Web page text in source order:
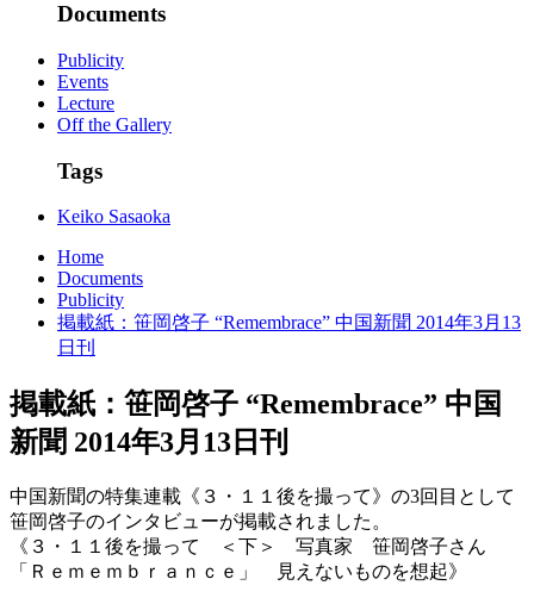
Documents
Publicity
Events
Lecture
Off the Gallery
Tags
Keiko Sasaoka
Home
Documents
Publicity
掲載紙：笹岡啓子 “Remembrace” 中国新聞 2014年3月13
日刊
掲載紙：笹岡啓子 “Remembrace” 中国
新聞 2014年3月13日刊
中国新聞の特集連載《３・１１後を撮って》の3回目として
笹岡啓子のインタビューが掲載されました。
《３・１１後を撮って ＜下＞ 写真家 笹岡啓子さん
「Ｒｅｍｅｍｂｒａｎｃｅ」 見えないものを想起》